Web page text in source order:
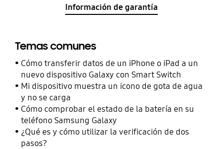
Información de garantía
Temas comunes
Cómo transferir datos de un iPhone o iPad a un
nuevo dispositivo Galaxy con Smart Switch
Mi dispositivo muestra un icono de gota de agua
y no se carga
Cómo comprobar el estado de la batería en su
teléfono Samsung Galaxy
¿Qué es y cómo utilizar la verificación de dos
pasos?